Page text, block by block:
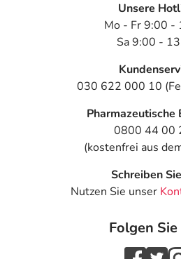
Unsere
Mo - Fr 9:00 -
Sa 9:00 -
030 622 000 10
Pharmazeutische
0800 44 00
(kostenfrei aus
Schreiben
Nutzen Sie unser
Folgen